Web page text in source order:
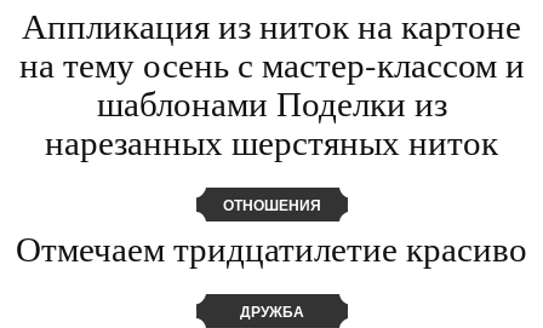
Аппликация из ниток на картоне
на тему осень с мастер-классом и
шаблонами Поделки из
нарезанных шерстяных ниток
ОТНОШЕНИЯ
Отмечаем тридцатилетие красиво
ДРУЖБА